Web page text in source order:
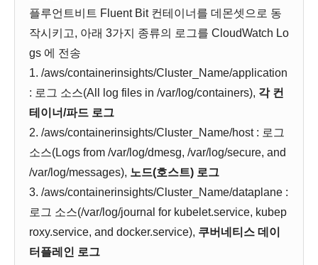
플루언트비트 Fluent Bit 컨테이너를 데몬셋으로 동
작시키고, 아래 3가지 종류의 로그를 CloudWatch Lo
gs 에 전송
1. /aws/containerinsights/Cluster_Name/application
: 로그 소스(All log files in /var/log/containers), 각 컨
테이너/파드 로그
2. /aws/containerinsights/Cluster_Name/host : 로그
소스(Logs from /var/log/dmesg, /var/log/secure, and
/var/log/messages), 노드(호스트) 로그
3. /aws/containerinsights/Cluster_Name/dataplane :
로그 소스(/var/log/journal for kubelet.service, kubep
roxy.service, and docker.service), 쿠버네티스 데이
터플레인 로그